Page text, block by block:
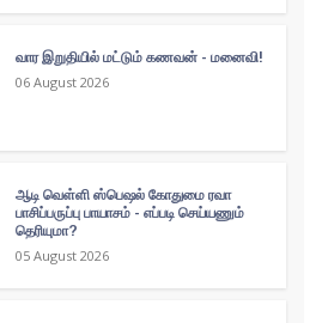
வார இறுதியில் மட்டும் கணவன் - மனைவி!
06 August 2026
ஆடி வெள்ளி ஸ்பெஷல் கோதுமை ரவா
பாசிப்பருப்பு பாயாசம் - எப்படி செய்யணும்
தெரியுமா?
05 August 2026